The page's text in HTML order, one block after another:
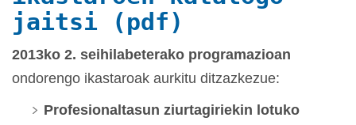
jaitsi (pdf)
2013ko 2. seihilabeterako programazioan
ondorengo ikastaroak aurkitu ditzazkezue:
Profesionaltasun ziurtagiriekin lotuko